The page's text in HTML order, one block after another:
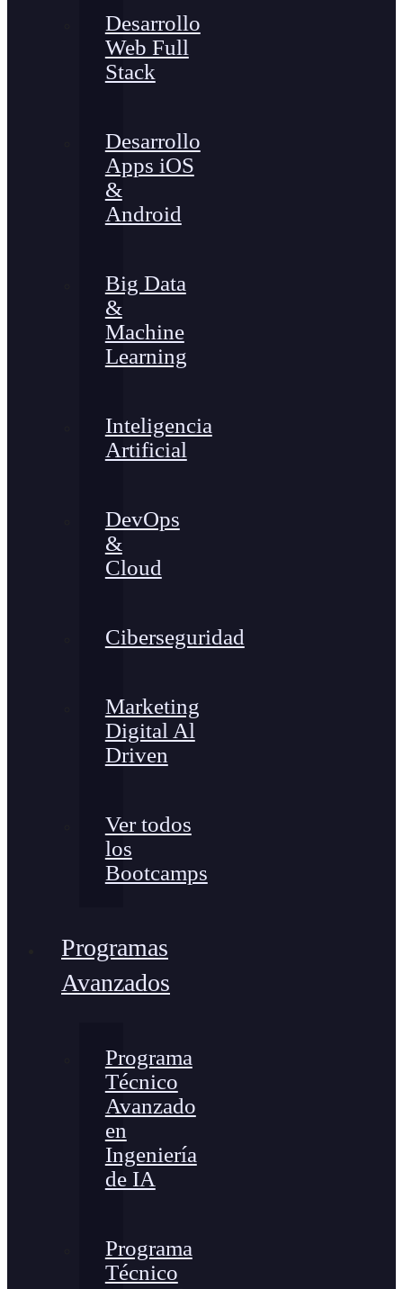
Desarrollo
Web Full
Stack
Desarrollo
Apps iOS
&
Android
Big Data
&
Machine
Learning
Inteligencia
Artificial
DevOps
&
Cloud
Ciberseguridad
Marketing
Digital Al
Driven
Ver todos
los
Bootcamps
Programas
Avanzados
Programa
Técnico
Avanzado
en
Ingeniería
de IA
Programa
Técnico